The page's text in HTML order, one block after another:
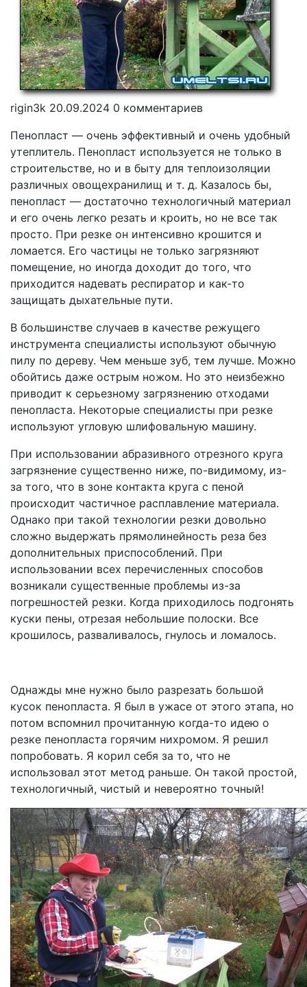
rigin3k 20.09.2024 0 комментариев
Пенопласт — очень эффективный и очень удобный
утеплитель. Пенопласт используется не только в
строительстве, но и в быту для теплоизоляции
различных овощехранилищ и т. д. Казалось бы,
пенопласт — достаточно технологичный материал
и его очень легко резать и кроить, но не все так
просто. При резке он интенсивно крошится и
ломается. Его частицы не только загрязняют
помещение, но иногда доходит до того, что
приходится надевать респиратор и как-то
защищать дыхательные пути.
В большинстве случаев в качестве режущего
инструмента специалисты используют обычную
пилу по дереву. Чем меньше зуб, тем лучше. Можно
обойтись даже острым ножом. Но это неизбежно
приводит к серьезному загрязнению отходами
пенопласта. Некоторые специалисты при резке
используют угловую шлифовальную машину.
При использовании абразивного отрезного круга
загрязнение существенно ниже, по-видимому, из-
за того, что в зоне контакта круга с пеной
происходит частичное расплавление материала.
Однако при такой технологии резки довольно
сложно выдержать прямолинейность реза без
дополнительных приспособлений. При
использовании всех перечисленных способов
возникали существенные проблемы из-за
погрешностей резки. Когда приходилось подгонять
куски пены, отрезая небольшие полоски. Все
крошилось, разваливалось, гнулось и ломалось.
Однажды мне нужно было разрезать большой
кусок пенопласта. Я был в ужасе от этого этапа, но
потом вспомнил прочитанную когда-то идею о
резке пенопласта горячим нихромом. Я решил
попробовать. Я корил себя за то, что не
использовал этот метод раньше. Он такой простой,
технологичный, чистый и невероятно точный!